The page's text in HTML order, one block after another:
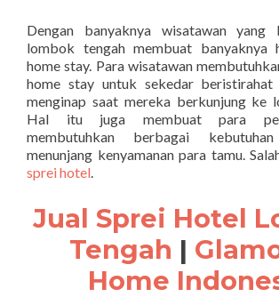
Dengan banyaknya wisatawan yang
lombok tengah membuat banyaknya
home stay. Para wisatawan
home stay untuk sekedar beristirahat
menginap saat mereka berkunjung ke
Hal itu juga membuat para
membutuhkan berbagai
menunjang kenyamanan para tamu.
sprei hotel.
Jual Sprei Hotel
Tengah |
Home